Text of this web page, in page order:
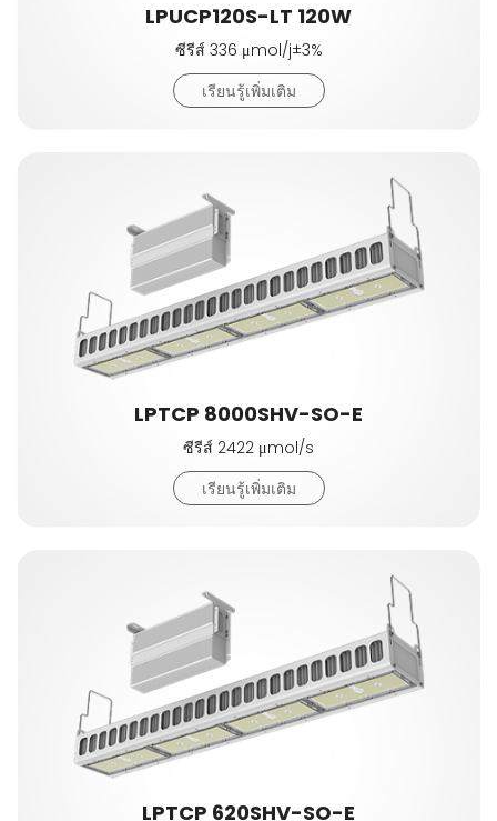
LPUCP120S-LT 120W
ซีรีส์ 336 μmol/j±3%
เรียนรู้เพิ่มเติม
LPTCP 8000SHV-SO-E
ซีรีส์ 2422 μmol/s
เรียนรู้เพิ่มเติม
LPTCP 620SHV-SO-E